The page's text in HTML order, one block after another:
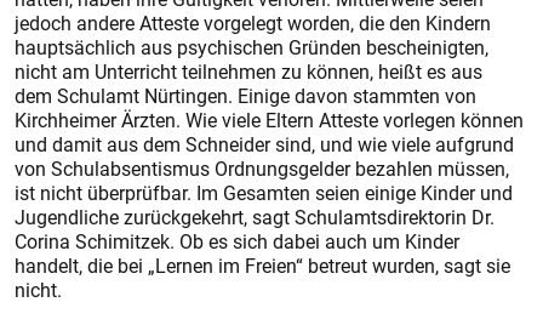
jedoch andere Atteste vorgelegt worden, die den Kindern
hauptsächlich aus psychischen Gründen bescheinigten,
nicht am Unterricht teilnehmen zu können, heißt es aus
dem Schulamt Nürtingen. Einige davon stammten von
Kirchheimer Ärzten. Wie viele Eltern Atteste vorlegen können
und damit aus dem Schneider sind, und wie viele aufgrund
von Schulabsentismus Ordnungsgelder bezahlen müssen,
ist nicht überprüfbar. Im Gesamten seien einige Kinder und
Jugendliche zurückgekehrt, sagt Schulamtsdirektorin Dr.
Corina Schimitzek. Ob es sich dabei auch um Kinder
handelt, die bei „Lernen im Freien“ betreut wurden, sagt sie
nicht.